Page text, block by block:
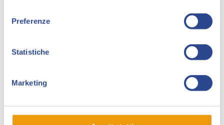
Preferenze
Statistiche
Marketing
Roberta Sakka Sacchi e Francesca Follini, oltre che i
lavori dei giovani autori delle miniserie Bittersweet
Superstories, Demon’s Blood, Dark Camelot, Gravity
Ox, Batuomo & Robino e i monografici di Anna
Grossi.
Collezionando, il Centro aprirà in parte i suoi archivi,